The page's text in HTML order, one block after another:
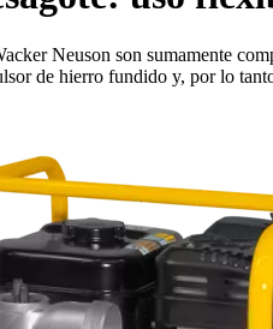
Neuson son sumamente
de hierro fundido y, por lo